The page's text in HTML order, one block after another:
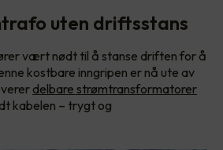
uten driftsstans
vært nødt til å stanse driften for å
kostbare inngripen er nå ute av
delbare strømtransformatorer
kabelen – trygt og